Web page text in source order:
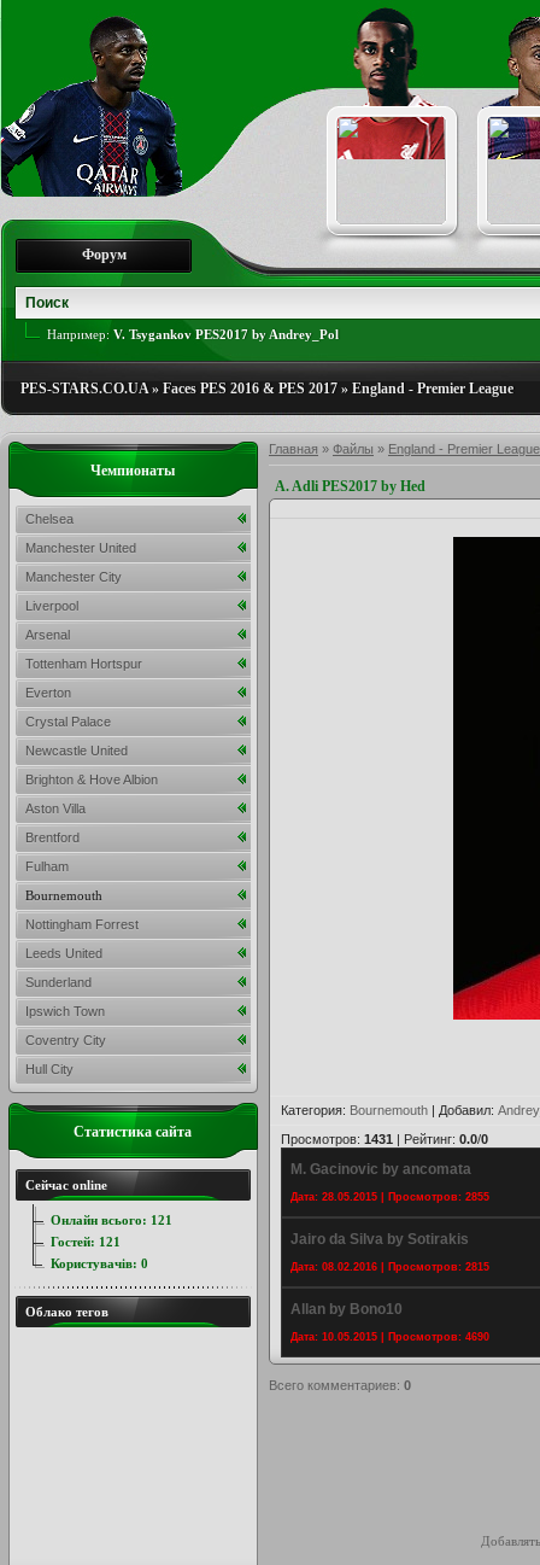
Форум
Например: V. Tsygankov PES2017 by Andrey_Pol
PES-STARS.CO.UA» Faces PES 2016 & PES 2017 » England - Premier League
Главная » Файлы » England - Premier League
A. Adli PES2017 by Hed
Категория: Bournemouth | Добавил:
Просмотров: 1431 | Рейтинг: 0.0/0
M. Gacinovic by ancomata
Дата: 28.05.2015 | Просмотров: 2855
Jairo da Silva by Sotirakis
Дата: 08.02.2016 | Просмотров: 2815
Allan by Bono10
Дата: 10.05.2015 | Просмотров: 4690
Всего комментариев: 0
Чемпионаты
Chelsea
Manchester United
Manchester City
Liverpool
Arsenal
Tottenham Hortspur
Everton
Crystal Palace
Newcastle United
Brighton & Hove Albion
Aston Villa
Brentford
Fulham
Bournemouth
Nottingham Forrest
Leeds United
Sunderland
Ipswich Town
Coventry City
Hull City
Статистика сайта
Сейчас online
Онлайн всього: 121
Гостей: 121
Користувачів: 0
Облако тегов